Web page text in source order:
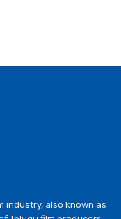
industry, also known as